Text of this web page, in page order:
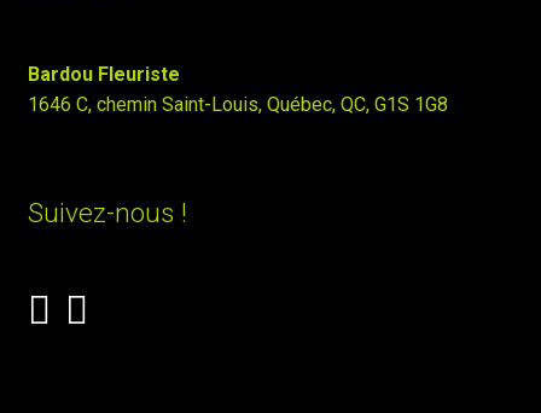
Bardou Fleuriste
1646 C, chemin Saint-Louis, Québec, QC, G1S 1G8
Suivez-nous !